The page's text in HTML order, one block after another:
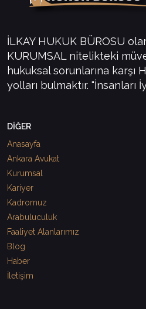
İLKAY HUKUK BÜROSU
KURUMSAL nitelikteki
hukuksal sorunlarına karşı
yolları bulmaktır. "İnsanları
DİĞER
Anasayfa
Ankara Avukat
Kurumsal
Kariyer
Kadromuz
Arabuluculuk
Faaliyet Alanlarımız
Blog
Haber
İletişim